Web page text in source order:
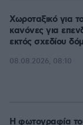
Χωροταξικό για
κανόνες για
εκτός σχεδίου
08.08.2026, 08:10
Η φωτογραφία